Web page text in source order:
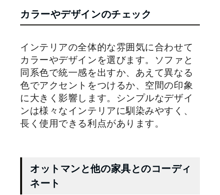
カラーやデザインのチェック
インテリアの全体的な雰囲気に合わせて
カラーやデザインを選びます。ソファと
同系色で統一感を出すか、あえて異なる
色でアクセントをつけるか、空間の印象
に大きく影響します。シンプルなデザイ
ンは様々なインテリアに馴染みやすく、
長く使用できる利点があります。
オットマンと他の家具とのコーディ
ネート